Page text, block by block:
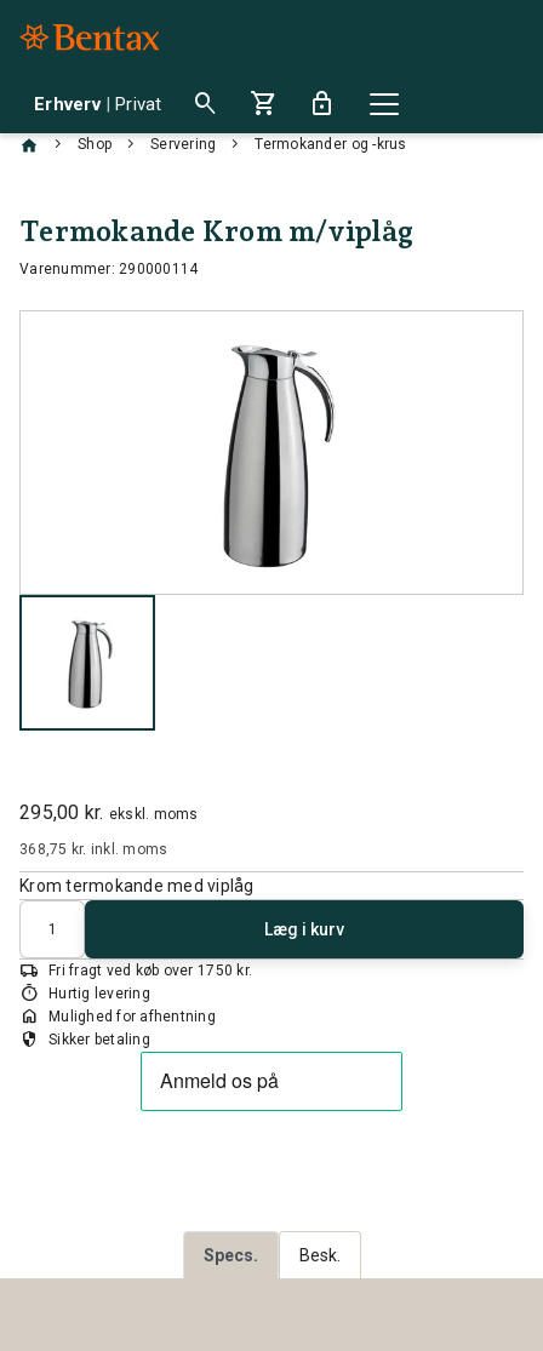
Erhverv | Privat search shopping_cart lock
chevron_right Shop chevron_right Servering chevron_right Termokander og -krus
Termokande Krom m/viplåg
Varenummer: 290000114
295,00 kr. ekskl. moms
368,75 kr. inkl. moms
Krom termokande med viplåg
Antal
Læg i kurv
local_shipping Fri fragt ved køb over 1750 kr.
timer Hurtig levering
home Mulighed for afhentning
security Sikker betaling
Specs. Besk.